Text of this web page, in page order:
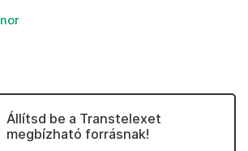
Állítsd be a Transtelexet
megbízható forrásnak!